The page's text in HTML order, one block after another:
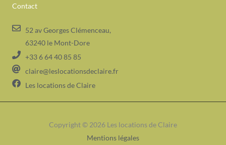
Contact
52 av Georges Clémenceau,
63240 le Mont-Dore
+33 6 64 40 85 85
claire@leslocationsdeclaire.fr
Les locations de Claire
Copyright © 2026 Les locations de Claire
Mentions légales